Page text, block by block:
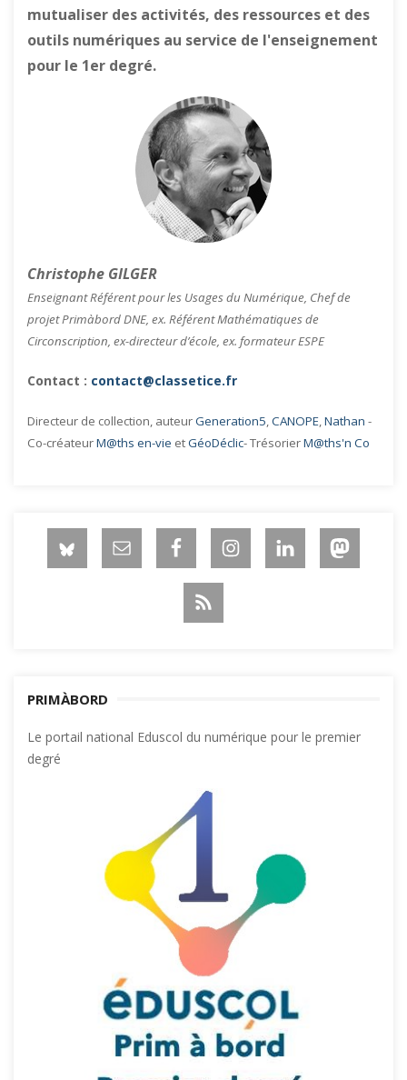
mutualiser des activités, des ressources et des
outils numériques au service de l'enseignement
pour le 1er degré.
Christophe GILGER
Enseignant Référent pour les Usages du Numérique, Chef de
projet Primàbord DNE, ex. Référent Mathématiques de
Circonscription, ex-directeur d’école, ex. formateur ESPE
Contact : contact@classetice.fr
Directeur de collection, auteurGeneration5,CANOPE,Nathan -
Co-créateurM@ths en-vie etGéoDéclic- TrésorierM@ths'n Co
PRIMÀBORD
Le portail national Eduscol du numérique pour le premier
degré